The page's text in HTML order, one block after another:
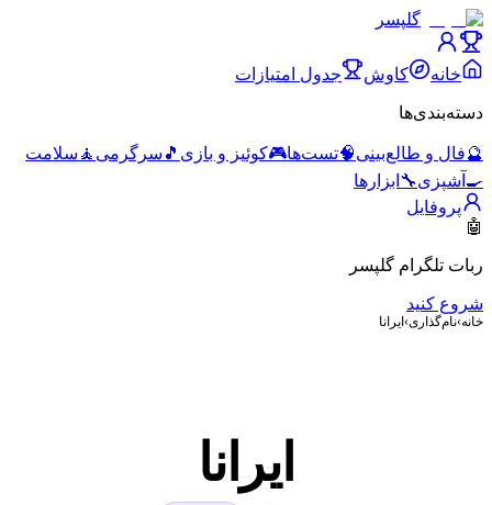
گلپسر
خانه کاوش جدول امتیازات
دسته‌بندی‌ها
🔮فال و طالع‌بینی🧠تست‌ها🎮کوئیز و بازی 🎵 سرگرمی 🧘 سلامت
🍳 آشپزی🔧 ابزارها
پروفایل
🤖
ربات تلگرام گلپسر
شروع کنید
خانه›نام‌گذاری› ایرانا
ایرانا